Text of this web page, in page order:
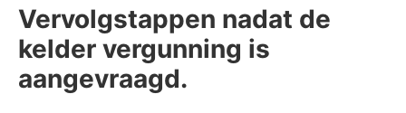
Vervolgstappen nadat de
kelder vergunning is
aangevraagd.